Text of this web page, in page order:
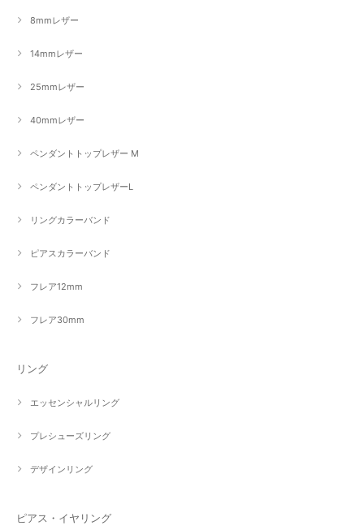
8mmレザー
14mmレザー
25mmレザー
40mmレザー
ペンダントトップレザー M
ペンダントトップレザーL
リングカラーバンド
ピアスカラーバンド
フレア12mm
フレア30mm
リング
エッセンシャルリング
プレシューズリング
デザインリング
ピアス・イヤリング